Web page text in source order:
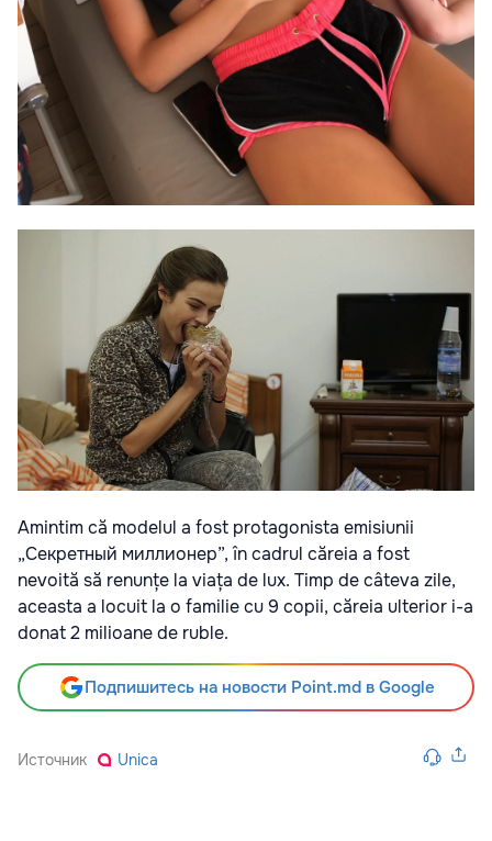
Amintim că modelul a fost protagonista emisiunii
„Секретный миллионер”, în cadrul căreia a fost
nevoită să renunțe la viața de lux. Timp de câteva zile,
aceasta a locuit la o familie cu 9 copii, căreia ulterior i-a
donat 2 milioane de ruble.
Подпишитесь на новости Point.md в Google
Источник Unica